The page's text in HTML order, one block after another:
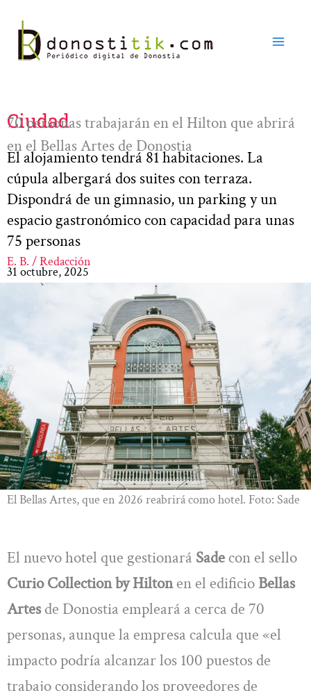
contenido
Ciudad
70 personas trabajarán en el Hilton que abrirá
en el Bellas Artes de Donostia
El alojamiento tendrá 81 habitaciones. La
cúpula albergará dos suites con terraza.
Dispondrá de un gimnasio, un parking y un
espacio gastronómico con capacidad para unas
75 personas
E. B. / Redacción
31 octubre, 2025
El Bellas Artes, que en 2026 reabrirá como hotel. Foto: Sade
El nuevo hotel que gestionará Sade con el sello
Curio Collection by Hiltonen el edificio Bellas
Artesde Donostia empleará a cerca de 70
personas, aunque la empresa calcula que «el
impacto podría alcanzar los 100 puestos de
trabajo considerando los proveedores de